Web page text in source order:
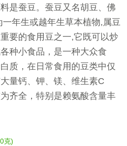
是蚕豆。蚕豆又名胡豆、佛
年生或越年生草本植物,属豆
要的食用豆之一,它既可以炒
种小食品，是一种大众食
质，在日常食用的豆类中仅
量钙、钾、镁、维生素C
齐全，特别是赖氨酸含量丰
克)